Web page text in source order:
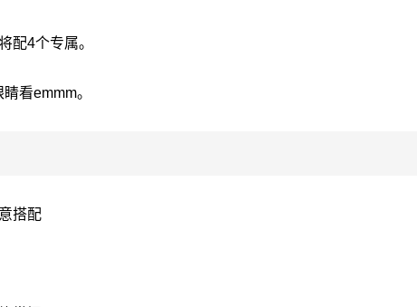
配4个专属。
看emmm。
搭配